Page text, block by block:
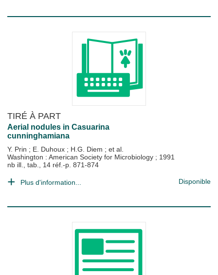
TIRÉ À PART
Aerial nodules in Casuarina
cunninghamiana
Y. Prin ; E. Duhoux ; H.G. Diem ; et al.
Washington : American Society for Microbiology ; 1991
nb ill., tab., 14 réf.-p. 871-874
Plus d'information... Disponible